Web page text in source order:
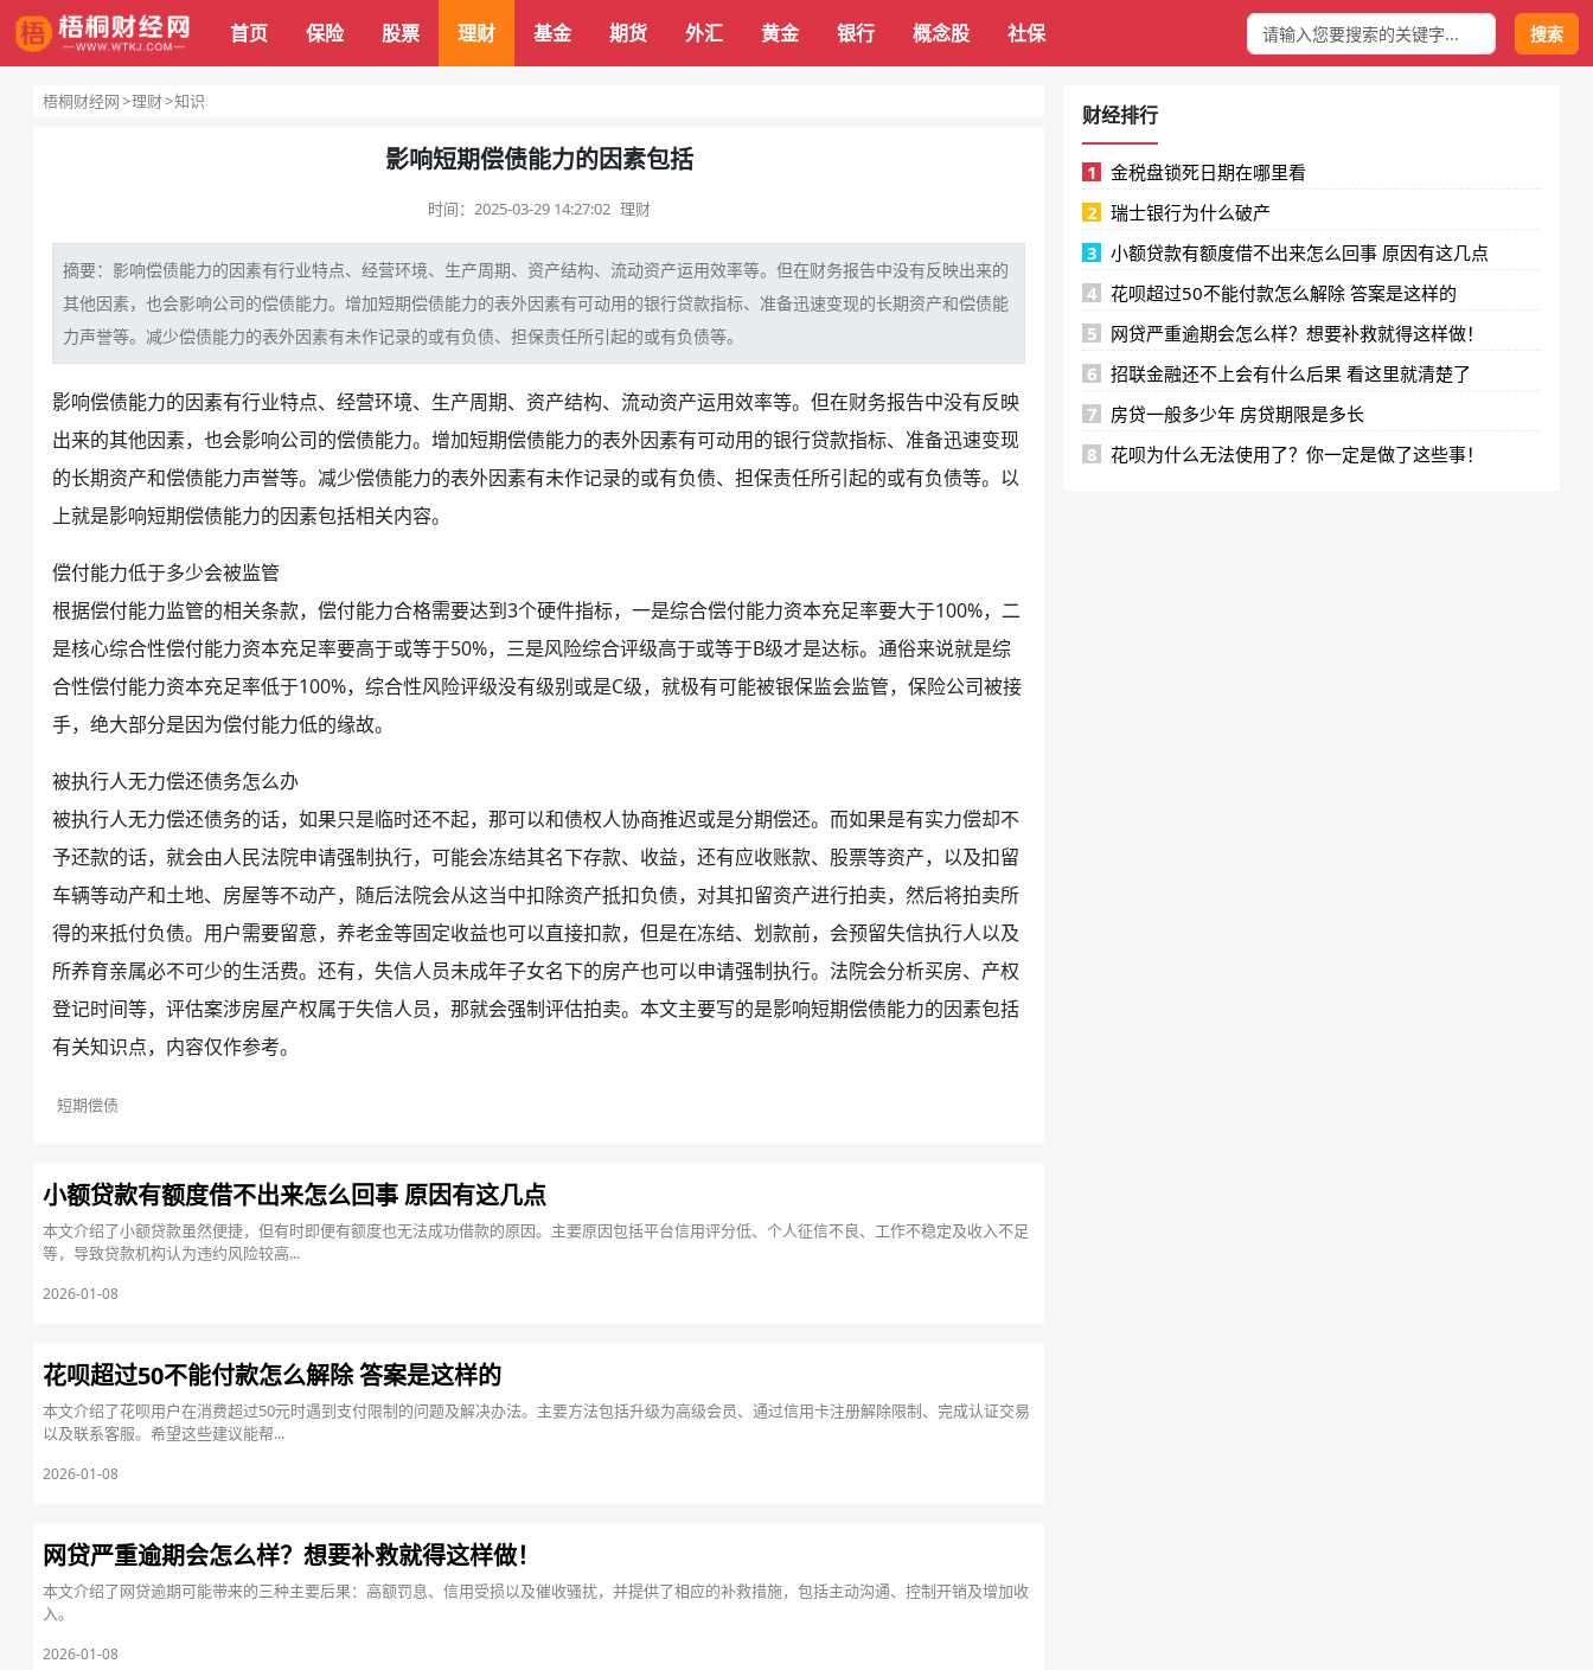
首页 保险 股票 理财 基金 期货 外汇 黄金 银行 概念股 社保 搜索
梧桐财经网 理财 知识
影响短期偿债能力的因素包括
时间： 2025-03-29 14:27:02 理财
摘要：影响偿债能力的因素有行业特点、经营环境、生产周期、 资产结构、 流动资产运用效率等。但在财务报告中没有反映出来的
其他因素，也会影响公司的偿债能力。增加短期偿债能力的表外因素有可动用的银行贷款指标、准备迅速变现的长期资产和偿债能
力声誉等。减少偿债能力的表外因素有未作记录的或有负债、 担保责任所引起的或有负债等。
影响偿债能力的因素有行业特点、经营环境、生产周期、资产结构、流动资产运用效率等。但在财务报告中没有反映
出来的其他因素，也会影响公司的偿债能力。增加短期偿债能力的表外因素有可动用的银行贷款指标、准备迅速变现
的长期资产和偿债能力声誉等。减少偿债能力的表外因素有未作记录的或有负债、担保责任所引起的或有负债等。以
上就是影响短期偿债能力的因素包括相关内容。
偿付能力低于多少会被监管
根据偿付能力监管的相关条款，偿付能力合格需要达到3个硬件指标，一是综合偿付能力资本充足率要大于100%，二
是核心综合性偿付能力资本充足率要高于或等于50%，三是风险综合评级高于或等于B级才是达标。通俗来说就是综
合性偿付能力资本充足率低于100%，综合性风险评级没有级别或是C级，就极有可能被银保监会监管， 保险公司被接
手，绝大部分是因为偿付能力低的缘故。
被执行人无力偿还债务怎么办
被执行人无力偿还债务的话，如果只是临时还不起，那可以和债权人协商推迟或是分期偿还。而如果是有实力偿却不
予还款的话，就会由人民法院申请强制执行，可能会冻结其名下存款、收益，还有应收账款、 股票等资产，以及扣留
车辆等动产和土地、房屋等不动产，随后法院会从这当中扣除资产抵扣负债，对其扣留资产进行拍卖，然后将拍卖所
得的来抵付负债。用户需要留意， 养老金等固定收益也可以直接扣款，但是在冻结、划款前，会预留失信执行人以及
所养育亲属必不可少的生活费。还有， 失信人员未成年子女名下的房产也可以申请强制执行。法院会分析买房、 产权
登记时间等，评估案涉房屋产权属于失信人员，那就会强制评估拍卖。本文主要写的是影响短期偿债能力的因素包括
有关知识点，内容仅作参考。
短期偿债
小额贷款有额度借不出来怎么回事 原因有这几点
本文介绍了小额贷款虽然便捷，但有时即便有额度也无法成功借款的原因。主要原因包括平台信用评分低、个人征信不良、工作不稳定及收入不足
等，导致贷款机构认为违约风险较高...
2026-01-08
花呗超过50不能付款怎么解除 答案是这样的
本文介绍了花呗用户在消费超过50元时遇到支付限制的问题及解决办法。主要方法包括升级为高级会员、通过信用卡注册解除限制、完成认证交易
以及联系客服。希望这些建议能帮...
2026-01-08
网贷严重逾期会怎么样？想要补救就得这样做！
本文介绍了网贷逾期可能带来的三种主要后果：高额罚息、信用受损以及催收骚扰，并提供了相应的补救措施，包括主动沟通、控制开销及增加收
入。
2026-01-08
财经排行
1
金税盘锁死日期在哪里看
2
瑞士银行为什么破产
3
小额贷款有额度借不出来怎么回事 原因有这几点
4
花呗超过50不能付款怎么解除 答案是这样的
5
网贷严重逾期会怎么样？想要补救就得这样做！
6
招联金融还不上会有什么后果 看这里就清楚了
7
房贷一般多少年 房贷期限是多长
8
花呗为什么无法使用了？你一定是做了这些事！